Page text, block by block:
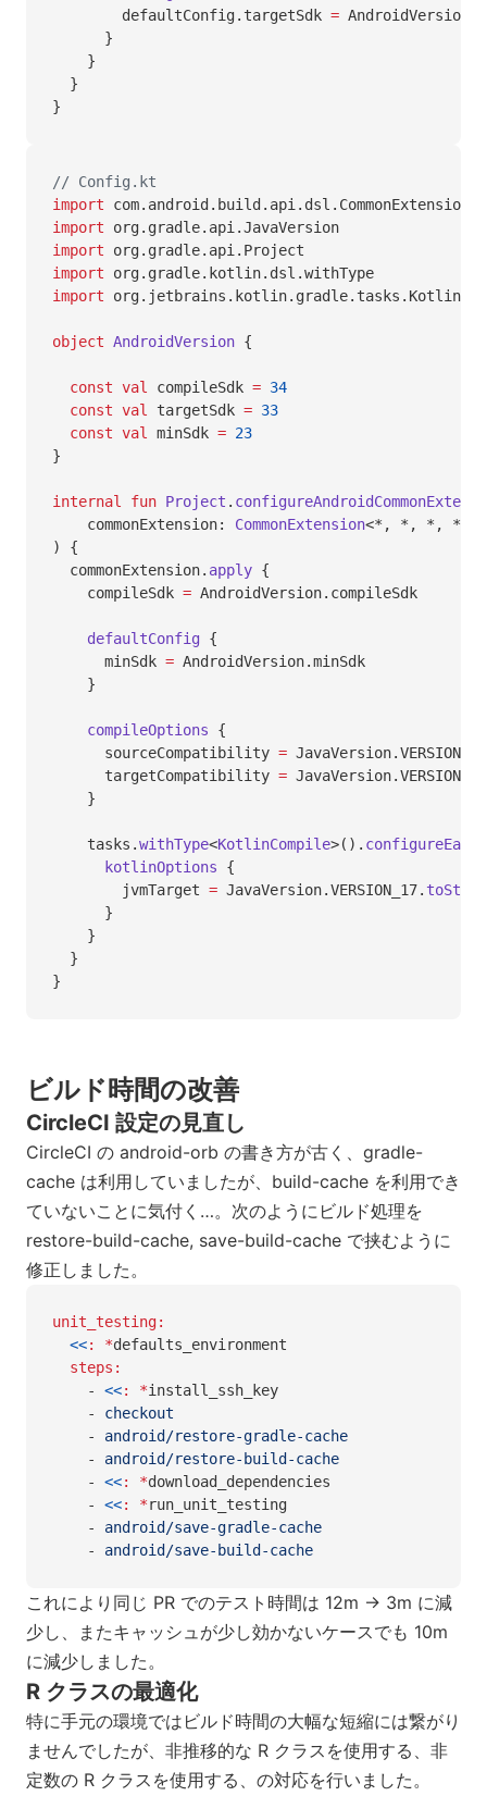
        defaultConfig.targetSdk
=
      }
    }
  }
}
// Config.kt
import com.android.build.api.dsl.CommonExtension
import org.gradle.api.JavaVersion
import org.gradle.api.Project
import org.gradle.kotlin.dsl.withType
import
object AndroidVersion {
  const
val compileSdk = 34
  const
val targetSdk = 33
  const
val minSdk = 23
}
internal fun Project .
    commonExtension:
CommonExtension<*, *, *, *,
) {
  commonExtension.
apply {
    compileSdk
= AndroidVersion.compileSdk
    defaultConfig
{
      minSdk
= AndroidVersion.minSdk
    }
    compileOptions
{
      sourceCompatibility
= JavaVersion.VERSION_17
      targetCompatibility
= JavaVersion.VERSION_17
    }
    tasks.
withType<KotlinCompile>(). configureEach
      kotlinOptions
{
        jvmTarget
= JavaVersion.VERSION_17.
      }
    }
  }
}
ビルド時間の改善
CircleCI 設定の見直し
CircleCI の android-orb の書き方が古く、gradle-
cache は利用していましたが、build-cache を利用でき
ていないことに気付く…。次のようにビルド処理を
restore-build-cache, save-build-cache で挟むように
修正しました。
unit_testing:
  <<
: *defaults_environment
  steps
:
    -
<<: *install_ssh_key
    -
checkout
    -
android/restore-gradle-cache
    -
android/restore-build-cache
    -
<<: *download_dependencies
    -
<<: *run_unit_testing
    -
android/save-gradle-cache
    -
android/save-build-cache
これにより同じ PR でのテスト時間は 12m → 3m に減
少し、またキャッシュが少し効かないケースでも 10m
に減少しました。
R クラスの最適化
特に手元の環境ではビルド時間の大幅な短縮には繋がり
ませんでしたが、非推移的な R クラスを使用する、非
定数の R クラスを使用する、の対応を行いました。